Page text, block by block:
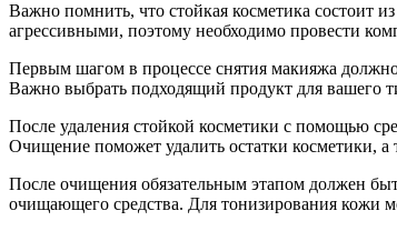
Важно помнить, что стойкая косметика состоит
агрессивными, поэтому необходимо провести
Первым шагом в процессе снятия макияжа
Важно выбрать подходящий продукт для вашего
После удаления стойкой косметики с помощью
Очищение поможет удалить остатки косметики,
После очищения обязательным этапом должен
очищающего средства. Для тонизирования кожи